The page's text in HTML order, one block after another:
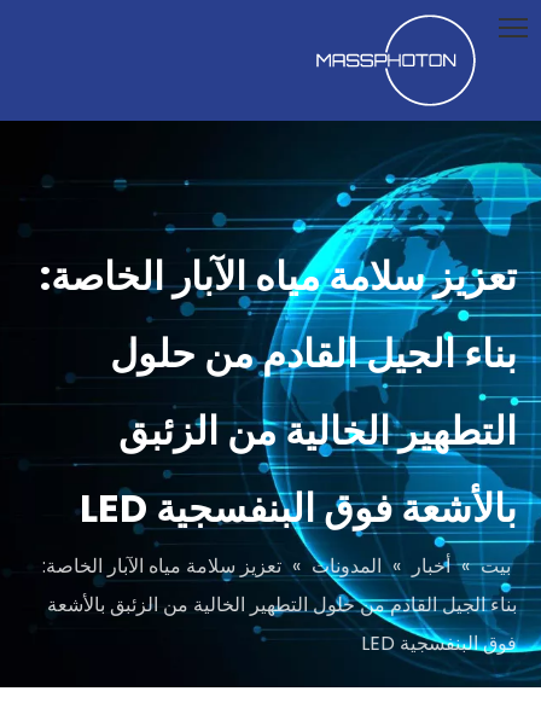
تعزيز سلامة مياه الآبار الخاصة:
بناء الجيل القادم من حلول
التطهير الخالية من الزئبق
بالأشعة فوق البنفسجية LED
بيت » أخبار » المدونات » تعزيز سلامة مياه الآبار الخاصة:
بناء الجيل القادم من حلول التطهير الخالية من الزئبق بالأشعة
فوق البنفسجية LED